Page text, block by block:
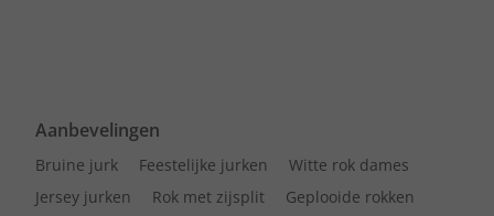
Aanbevelingen
Bruine jurk Feestelijke jurken
Witte rok dames
Jersey jurken
Rok met zijsplit
Geplooide rokken